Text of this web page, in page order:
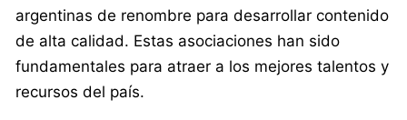
argentinas de renombre para desarrollar contenido
de alta calidad. Estas asociaciones han sido
fundamentales para atraer a los mejores talentos y
recursos del país.